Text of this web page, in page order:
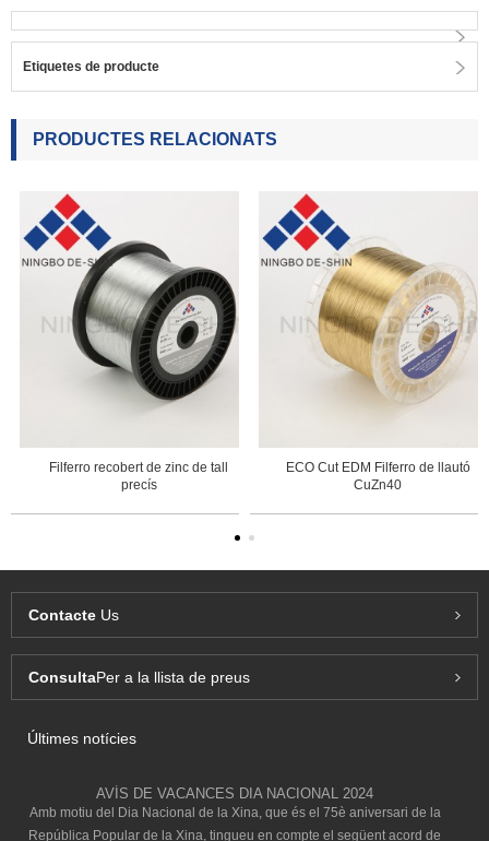
Etiquetes de producte
PRODUCTES RELACIONATS
Filferro recobert de zinc de tall
precís
ECO Cut EDM Filferro de llautó
CuZn40
Contacte Us
ConsultaPer a la llista de preus
Últimes notícies
AVÍS DE VACANCES DIA NACIONAL 2024
Amb motiu del Dia Nacional de la Xina, que és el 75è aniversari de la
República Popular de la Xina, tingueu en compte el següent acord de